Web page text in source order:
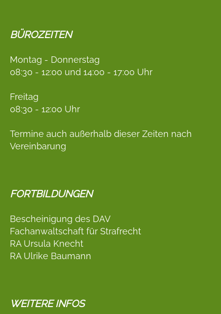
BÜROZEITEN
Montag - Donnerstag
08:30 - 12:00 und 14:00 - 17:00 Uhr
Freitag
08:30 - 12:00 Uhr
Termine auch außerhalb dieser Zeiten nach
Vereinbarung
FORTBILDUNGEN
Bescheinigung des DAV
Fachanwaltschaft für Strafrecht
RA Ursula Knecht
RA Ulrike Baumann
WEITERE INFOS